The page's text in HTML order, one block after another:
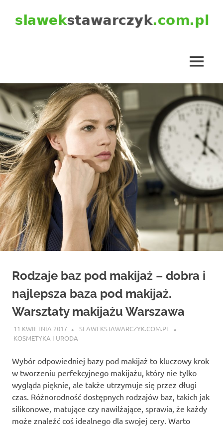
MENU
Rodzaje baz pod makijaż – dobra i
najlepsza baza pod makijaż.
Warsztaty makijażu Warszawa
11 KWIETNIA 2017
SLAWEKSTAWARCZYK.COM.PL
KOSMETYKA I URODA
Wybór odpowiedniej bazy pod makijaż to kluczowy krok
w tworzeniu perfekcyjnego makijażu, który nie tylko
wygląda pięknie, ale także utrzymuje się przez długi
czas. Różnorodność dostępnych rodzajów baz, takich jak
silikonowe, matujące czy nawilżające, sprawia, że każdy
może znaleźć coś idealnego dla swojej cery. Warto